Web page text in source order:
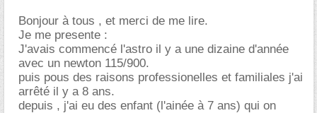
Bonjour à tous , et merci de me lire.
Je me presente :
J'avais commencé l'astro il y a une dizaine d'année
avec un newton 115/900.
puis pous des raisons professionelles et familiales j'ai
arrêté il y a 8 ans.
depuis , j'ai eu des enfant (l'ainée à 7 ans) qui on